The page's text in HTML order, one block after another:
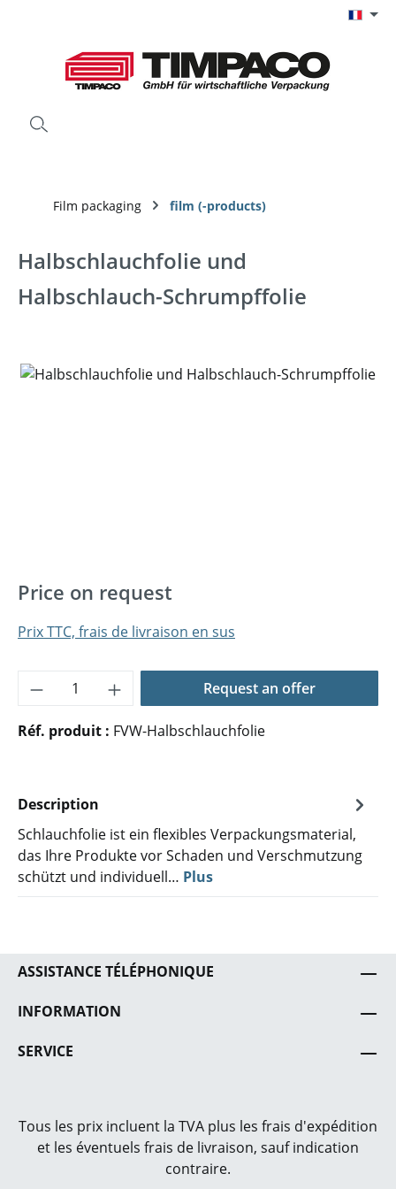
Film packaging film (-products)
Halbschlauchfolie und
Halbschlauch-Schrumpffolie
Ignorer la galerie d'images
Price on request
Prix TTC, frais de livraison en sus
Quantité de produit : Entrez la
Request an offer
Réf. produit : FVW-Halbschlauchfolie
Description
Schlauchfolie ist ein flexibles Verpackungsmaterial,
das Ihre Produkte vor Schaden und Verschmutzung
schützt und individuell… Plus
ASSISTANCE TÉLÉPHONIQUE
INFORMATION
SERVICE
Tous les prix incluent la TVA plus les frais d'expédition
et les éventuels frais de livraison, sauf indication
contraire.